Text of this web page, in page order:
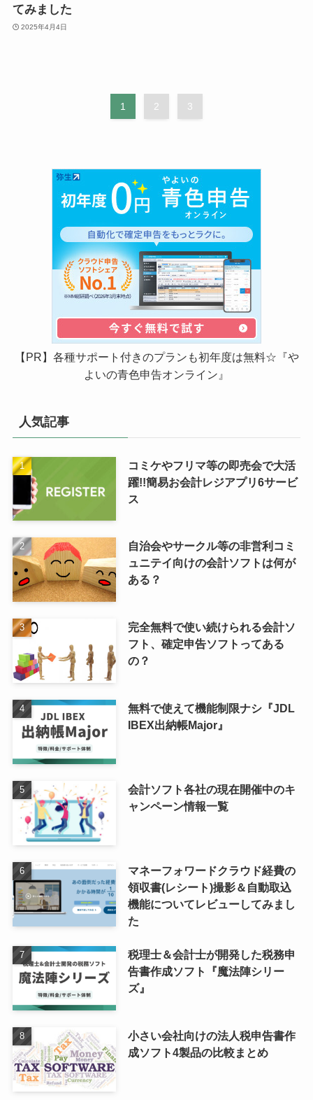
てみました
2025年4月4日
1 2 3
【PR】各種サポート付きのプランも初年度は無料☆『や
よいの青色申告オンライン』
人気記事
コミケやフリマ等の即売会で大活
躍!!簡易お会計レジアプリ6サービ
ス
自治会やサークル等の非営利コミ
ュニテイ向けの会計ソフトは何が
ある？
完全無料で使い続けられる会計ソ
フト、確定申告ソフトってある
の？
無料で使えて機能制限ナシ『JDL
IBEX出納帳Major』
会計ソフト各社の現在開催中のキ
ャンペーン情報一覧
マネーフォワードクラウド経費の
領収書(レシート)撮影＆自動取込
機能についてレビューしてみまし
た
税理士＆会計士が開発した税務申
告書作成ソフト『魔法陣シリー
ズ』
小さい会社向けの法人税申告書作
成ソフト4製品の比較まとめ